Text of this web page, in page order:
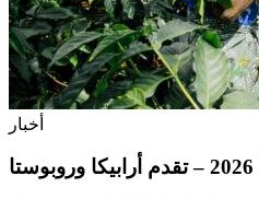
أخبار